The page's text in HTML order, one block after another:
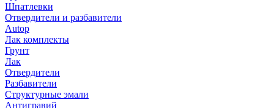
Шпатлевки
Отвердители и разбавители
Autop
Лак комплекты
Грунт
Лак
Отвердители
Разбавители
Структурные эмали
Антигравий